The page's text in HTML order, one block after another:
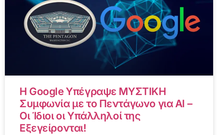
Η Google Υπέγραψε ΜΥΣΤΙΚΗ
Συμφωνία με το Πεντάγωνο για AI –
Οι Ίδιοι οι Υπάλληλοί της
Εξεγείρονται!